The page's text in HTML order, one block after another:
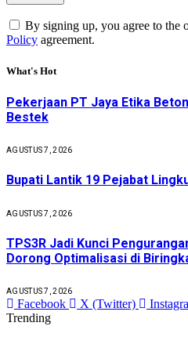
By signing up, you agree to the
Policy agreement.
What's Hot
Pekerjaan PT Jaya Etika
Bestek
AGUSTUS 7, 2026
Bupati Lantik 19 Pejabat
AGUSTUS 7, 2026
TPS3R Jadi Kunci
Dorong Optimalisasi di
AGUSTUS 7, 2026
Facebook X (Twitter)
Trending